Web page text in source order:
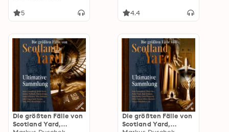
3) - Historiker
(Ungekürzt)
5 4.4
Die größten Fälle von
Scotland Yard,
Die größten Fälle von
Scotland Yard,